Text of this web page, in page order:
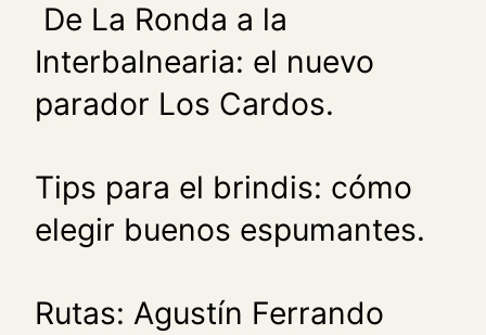
De La Ronda a la
Interbalnearia: el nuevo
parador Los Cardos.
Tips para el brindis: cómo
elegir buenos espumantes.
Rutas: Agustín Ferrando